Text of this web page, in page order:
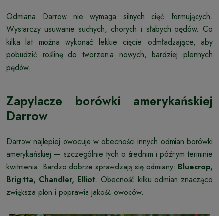
Odmiana Darrow nie wymaga silnych cięć formujących.
Wystarczy usuwanie suchych, chorych i słabych pędów. Co
kilka lat można wykonać lekkie cięcie odmładzające, aby
pobudzić roślinę do tworzenia nowych, bardziej plennych
pędów.
Zapylacze borówki amerykańskiej
Darrow
Darrow najlepiej owocuje w obecności innych odmian borówki
amerykańskiej — szczególnie tych o średnim i późnym terminie
kwitnienia. Bardzo dobrze sprawdzają się odmiany: Bluecrop,
Brigitta, Chandler, Elliot. Obecność kilku odmian znacząco
zwiększa plon i poprawia jakość owoców.